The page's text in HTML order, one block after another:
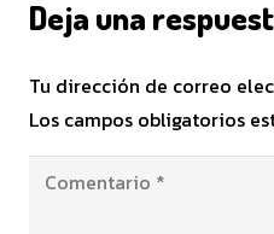
Deja una
Tu dirección de correo
Los campos obligatorios